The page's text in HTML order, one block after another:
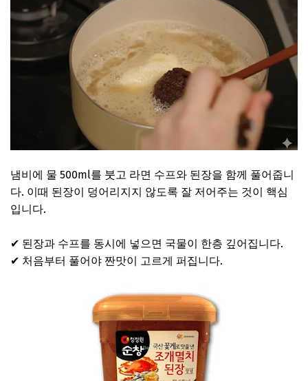
냄비에 물 500ml를 붓고 라면 수프와 된장을 함께 풀어줍니
다. 이때 된장이 덩어리지지 않도록 잘 저어주는 것이 핵심
입니다.
✔ 된장과 수프를 동시에 넣으면 국물이 한층 깊어집니다.
✔ 처음부터 풀어야 짠맛이 고르게 퍼집니다.